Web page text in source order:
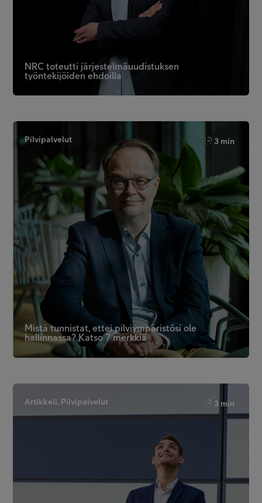
NRC toteutti järjestelmäuudistuksen
työntekijöiden ehdoilla
Pilvipalvelut 3 min
Mistä tunnistat, ettei pilviympäristösi ole
hallinnassa? Katso 7 merkkiä
Artikkeli, Pilvipalvelut 3 min